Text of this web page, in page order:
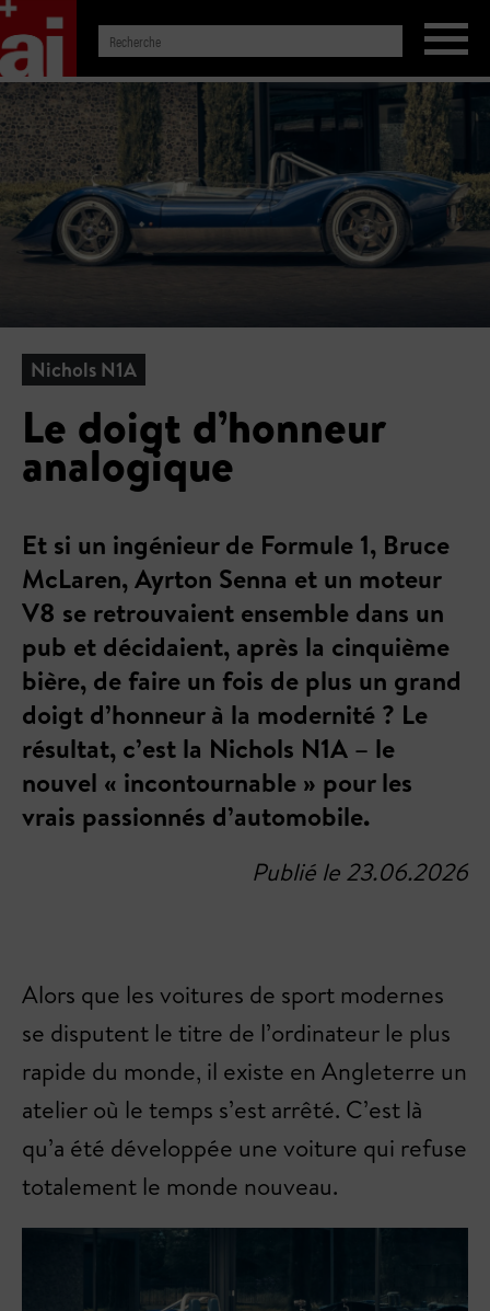
Nichols N1A
Le doigt d’honneur
analogique
Et si un ingénieur de Formule 1, Bruce
McLaren, Ayrton Senna et un moteur
V8 se retrouvaient ensemble dans un
pub et décidaient, après la cinquième
bière, de faire un fois de plus un grand
doigt d’honneur à la modernité ? Le
résultat, c’est la Nichols N1A – le
nouvel « incontournable » pour les
vrais passionnés d’automobile.
Publié le 23.06.2026
Alors que les voitures de sport modernes
se disputent le titre de l’ordinateur le plus
rapide du monde, il existe en Angleterre un
atelier où le temps s’est arrêté. C’est là
qu’a été développée une voiture qui refuse
totalement le monde nouveau.